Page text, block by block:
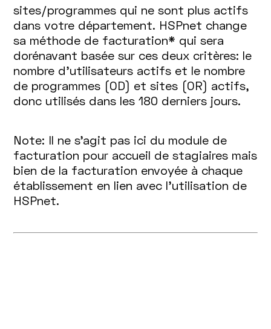
sites/programmes qui ne sont plus actifs
dans votre département. HSPnet change
sa méthode de facturation* qui sera
dorénavant basée sur ces deux critères: le
nombre d’utilisateurs actifs et le nombre
de programmes (OD) et sites (OR) actifs,
donc utilisés dans les 180 derniers jours.
Note: Il ne s'agit pas ici du module de
facturation pour accueil de stagiaires mais
bien de la facturation envoyée à chaque
établissement en lien avec l'utilisation de
HSPnet.